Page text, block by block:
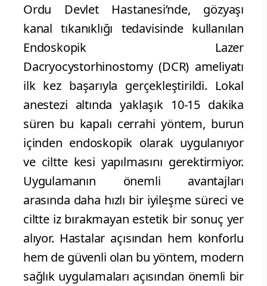
Ordu Devlet Hastanesi’nde, gözyaşı
kanal tıkanıklığı tedavisinde kullanılan
Endoskopik Lazer
Dacryocystorhinostomy (DCR) ameliyatı
ilk kez başarıyla gerçekleştirildi. Lokal
anestezi altında yaklaşık 10-15 dakika
süren bu kapalı cerrahi yöntem, burun
içinden endoskopik olarak uygulanıyor
ve ciltte kesi yapılmasını gerektirmiyor.
Uygulamanın önemli avantajları
arasında daha hızlı bir iyileşme süreci ve
ciltte iz bırakmayan estetik bir sonuç yer
alıyor. Hastalar açısından hem konforlu
hem de güvenli olan bu yöntem, modern
sağlık uygulamaları açısından önemli bir